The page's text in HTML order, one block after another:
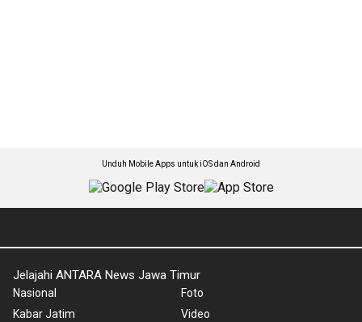
Unduh Mobile Apps untuk iOS dan Android
Jelajahi ANTARA News Jawa Timur
Nasional
Kabar Jatim
Foto
Video